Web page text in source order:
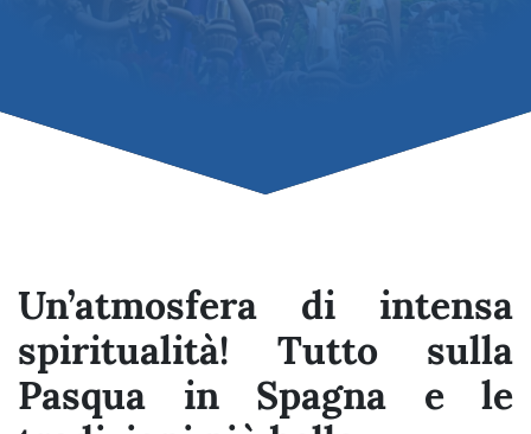
Un’atmosfera di intensa
spiritualità! Tutto sulla
Pasqua in Spagna e le